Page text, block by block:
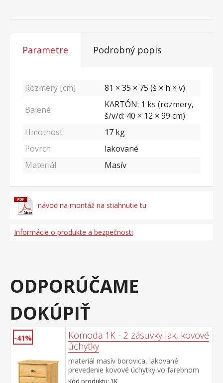
Parametre Podrobný popis
Rozmery [cm]
81 × 35 × 75 (š × h × v)
Balené
KARTÓN: 1 ks (rozmery,
š/v/d: 40 × 12 × 99 cm)
Hmotnost
17 kg
Povrch
lakované
Materiál
Masív
návod na montáž na stiahnutie tu
Informácie o produkte a bezpečnosti
ODPORÚČAME
DOKÚPIŤ
-41%
Komoda 1K - 2 zásuvky lak, kovové
úchytky
materiál masív borovica, lakované
prevedenie kovové úchytky vo farebnom
prevedení černená mosadz 2 zásuvky s
Kód produktu: 1K